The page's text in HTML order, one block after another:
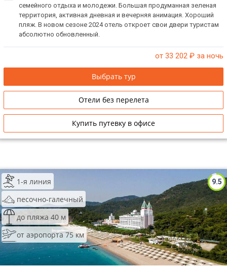
семейного отдыха и молодежи. Большая продуманная зеленая
территория, активная дневная и вечерняя анимация. Хороший
пляж. В новом сезоне 2024 отель откроет свои двери туристам
абсолютно обновленный.
от 33 202 ₽ за ночь
Выбрать тур
Отели без перелета
Купить путевку в офисе
9.5
1-я линия
песочно-галечный
до пляжа 40 м
от аэропорта 75 км